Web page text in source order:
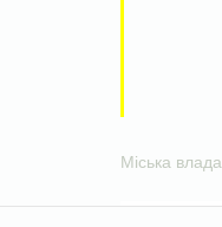
Міська влада